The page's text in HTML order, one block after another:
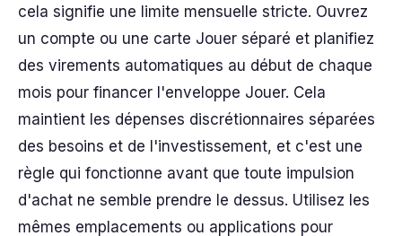
cela signifie une limite mensuelle stricte. Ouvrez
un compte ou une carte Jouer séparé et planifiez
des virements automatiques au début de chaque
mois pour financer l'enveloppe Jouer. Cela
maintient les dépenses discrétionnaires séparées
des besoins et de l'investissement, et c'est une
règle qui fonctionne avant que toute impulsion
d'achat ne semble prendre le dessus. Utilisez les
mêmes emplacements ou applications pour